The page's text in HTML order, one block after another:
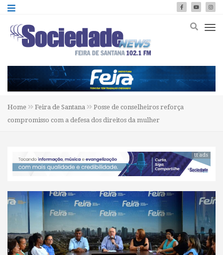
Home Feira de Santana
Posse de conselheiros reforça
compromisso com a defesa dos direitos da mulher
tt ads